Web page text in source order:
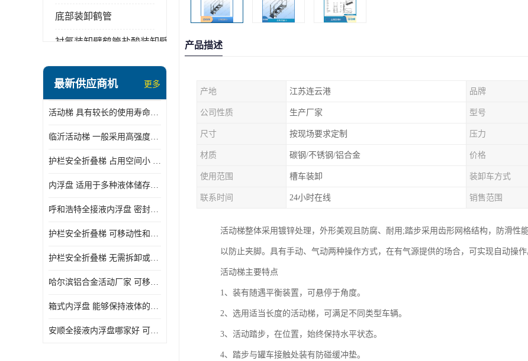
底部装卸鹤管
衬氟装卸臂鹤管盐酸装卸臂
顶部装卸车鹤管
液氨液化气鹤管
定量装车系统
最新供应商机 更多
活动梯 具有较长的使用寿命和耐用性 一般采用高强度材料制造
临沂活动梯 一般采用高强度材料制造 可以用于多种不同的任务
护栏安全折叠梯 占用空间小 方便存放和搬运
内浮盘 适用于多种液体储存和运输 能够降低运输成本和维护成本
呼和浩特全接液内浮盘 密封性能好 有效保护液体质量
护栏安全折叠梯 可移动性和安全性较高 占用空间小
护栏安全折叠梯 无需拆卸或重新安装 占用空间小
哈尔滨铝合金活动厂家 可移动性和安全性较高 占用空间小
箱式内浮盘 能够保持液体的密闭状态 适用于多种液体储存和运输
安顺全接液内浮盘哪家好 可以自动上下浮动 密封性能好
产品描述
产地 江苏连云港 品牌
公司性质 生产厂家 型号
尺寸 按现场要求定制 压力
材质 碳钢/不锈钢/铝合金 价格
使用范围 槽车装卸 装卸车方式
联系时间 24小时在线 销售范围
活动梯整体采用镀锌处理，外形美观且防腐、耐用;踏步采用齿形网格结构，防滑性
以防止夹脚。具有手动、气动两种操作方式，在有气源提供的场合，可实现自动操作
活动梯主要特点
1、装有随遇平衡装置，可悬停于角度。
2、选用适当长度的活动梯，可满足不同类型车辆。
3、活动踏步，在位置，始终保持水平状态。
4、踏步与罐车接触处装有防碰缓冲垫。